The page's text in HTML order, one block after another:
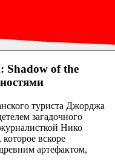
Shadow of the
туриста Джорджа
загадочного
Нико
вскоре
артефактом,